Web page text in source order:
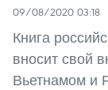
09/08/2020 03:18
Книга
вносит свой
Вьетнамом и